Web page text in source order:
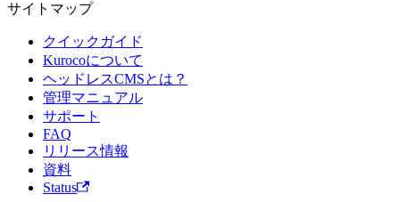
サイトマップ
クイックガイド
Kurocoについて
ヘッドレスCMSとは？
管理マニュアル
サポート
FAQ
リリース情報
資料
Status